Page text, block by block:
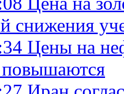
снижения
Цены на